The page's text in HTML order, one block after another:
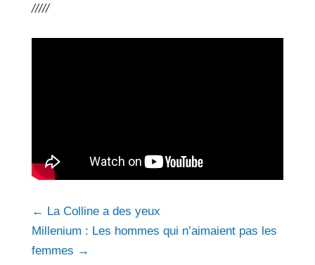
/////
← La Colline a des yeux
Millenium : Les hommes qui n’aimaient pas les
femmes →